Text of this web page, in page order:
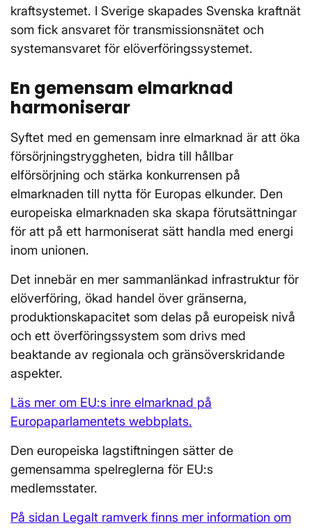
kraftsystemet. I Sverige skapades Svenska kraftnät
som fick ansvaret för transmissionsnätet och
systemansvaret för elöverföringssystemet.
En gemensam elmarknad
harmoniserar
Syftet med en gemensam inre elmarknad är att öka
försörjningstryggheten, bidra till hållbar
elförsörjning och stärka konkurrensen på
elmarknaden till nytta för Europas elkunder. Den
europeiska elmarknaden ska skapa förutsättningar
för att på ett harmoniserat sätt handla med energi
inom unionen.
Det innebär en mer sammanlänkad infrastruktur för
elöverföring, ökad handel över gränserna,
produktionskapacitet som delas på europeisk nivå
och ett överföringssystem som drivs med
beaktande av regionala och gränsöverskridande
aspekter.
Läs mer om EU:s inre elmarknad på
Europaparlamentets webbplats.
Den europeiska lagstiftningen sätter de
gemensamma spelreglerna för EU:s
medlemsstater.
På sidan Legalt ramverk finns mer information om